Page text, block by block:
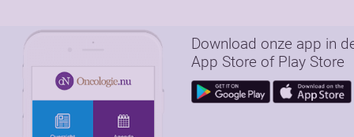
Download onze app in
App Store of Play Store